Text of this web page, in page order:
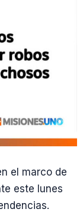
el marco de
este lunes